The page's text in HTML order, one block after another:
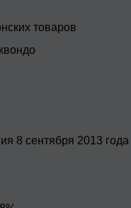
товаров
8 сентября 2013 года